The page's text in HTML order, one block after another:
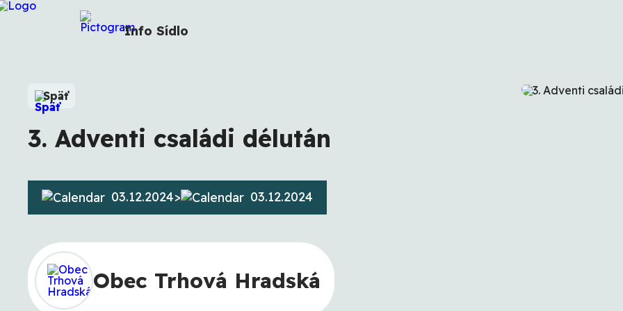
Info Sídlo
Späť
3. Adventi családi délután
03.12.2024> 03.12.2024
Obec Trhová Hradská